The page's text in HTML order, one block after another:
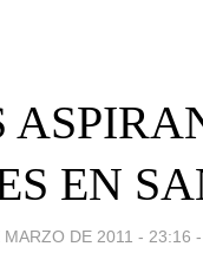
EN
MARZO DE 2011 - 23:16 -